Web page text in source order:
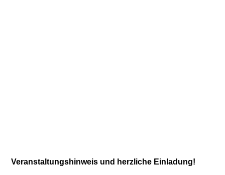
Veranstaltungshinweis und herzliche Einladung!